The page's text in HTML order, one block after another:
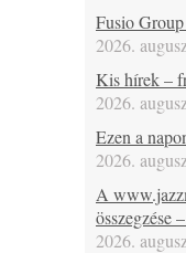
Fusio
2026.
Kis hírek –
2026.
Ezen a
2026.
A
összegzése
2026.